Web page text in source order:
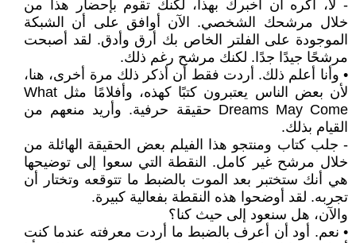
- لا، أكره أن أخبرك بهذا، لكنك تقوم بإحضار هذا من
خلال مرشحك الشخصي. الآن أوافق على أن الشبكة
الموجودة على الفلتر الخاص بك أرق وأدق. لقد أصبحت
مرشحًا جيدًا جدًا. لكنك مرشح رغم ذلك.
• وأنا أعلم ذلك. أردت فقط أن أذكر ذلك مرة أخرى، هنا،
لأن بعض الناس يعتبرون كتبًا كهذه، وأفلامًا مثل What
Dreams May Come حقيقة حرفية. وأريد منعهم من
القيام بذلك.
- جلب كتاب ومنتجو هذا الفيلم بعض الحقيقة الهائلة من
خلال مرشح غير كامل. النقطة التي سعوا إلى توضيحها
هي أنك ستختبر بعد الموت بالضبط ما تتوقعه وتختار أن
تجربه. لقد أوضحوا هذه النقطة بفعالية كبيرة.
والآن، هل سنعود إلى حيث كنا؟
• نعم. أود أن أعرف بالضبط ما أردت معرفته عندما كنت